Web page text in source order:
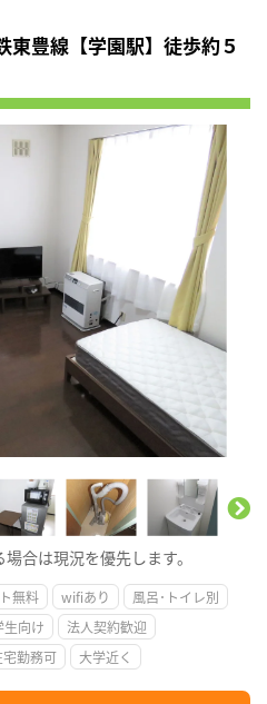
豊線【学園駅】徒歩約５
合は現況を優先します。
無料 wifiあり
風呂･トイレ別
生向け
法人契約歓迎
勤務可 大学近く